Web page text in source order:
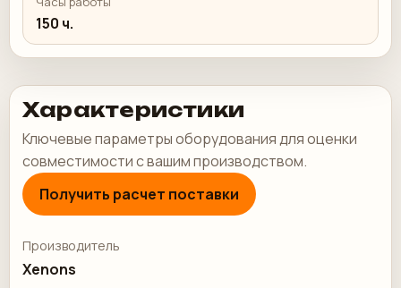
150 ч.
Характеристики
Ключевые параметры оборудования для оценки
совместимости с вашим производством.
Получить расчет поставки
Производитель
Xenons